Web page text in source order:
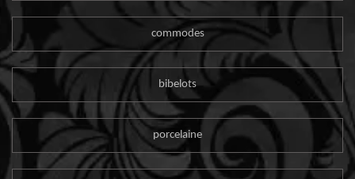
commodes
bibelots
porcelaine